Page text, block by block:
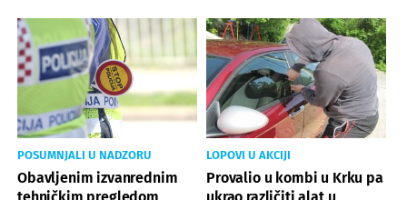
POSUMNJALI U NADZORU
Obavljenim izvanrednim
LOPOVI U AKCIJI
Provalio u kombi u Krku pa